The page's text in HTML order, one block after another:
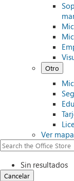
Otro
Ver
Sin resultados
Cancelar